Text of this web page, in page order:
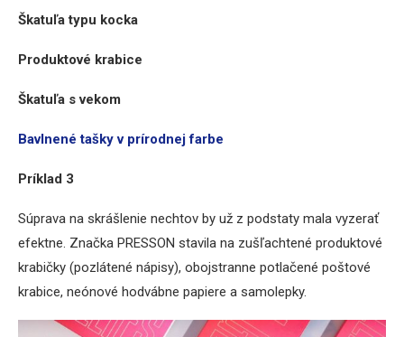
Škatuľa typu kocka
Produktové krabice
Škatuľa s vekom
Bavlnené tašky v prírodnej farbe
Príklad 3
Súprava na skrášlenie nechtov by už z podstaty mala vyzerať
efektne. Značka PRESSON stavila na zušľachtené produktové
krabičky (pozlátené nápisy), obojstranne potlačené poštové
krabice, neónové hodvábne papiere a samolepky.